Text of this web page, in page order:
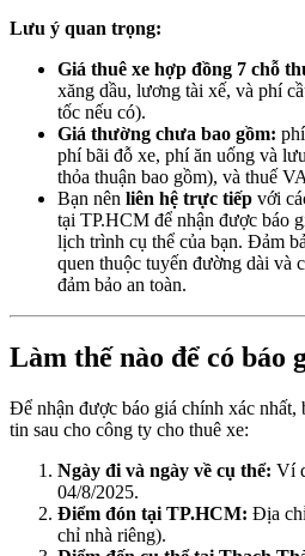
Lưu ý quan trọng:
Giá thuê xe hợp đồng 7 chỗ
xăng dầu, lương tài xế, và phí
tốc nếu có).
Giá thường chưa bao gồm:
phí bãi đỗ xe, phí ăn uống và
thỏa thuận bao gồm), và thuế
Bạn nên liên hệ trực tiếp với
tại TP.HCM để nhận được báo
lịch trình cụ thể của bạn. Đảm
quen thuộc tuyến đường dài và
đảm bảo an toàn.
Làm thế nào để có báo
Để nhận được báo giá chính xác nhất,
tin sau cho công ty cho thuê xe:
Ngày đi và ngày về cụ thể: Ví
04/8/2025.
Điểm đón tại TP.HCM: Địa
chỉ nhà riêng).